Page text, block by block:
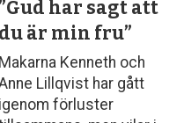
har sagt att
du är min fru”
Makarna Kenneth och
Lillqvist har gått
igenom förluster